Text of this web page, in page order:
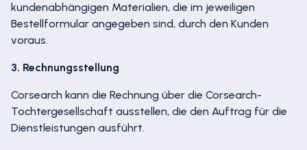
kundenabhängigen Materialien, die im jeweiligen
Bestellformular angegeben sind, durch den Kunden
voraus.
3. Rechnungsstellung
Corsearch kann die Rechnung über die Corsearch-
Tochtergesellschaft ausstellen, die den Auftrag für die
Dienstleistungen ausführt.